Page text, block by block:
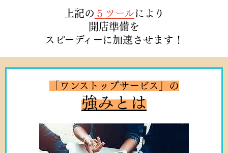
上記の ５ ツール により
開店準備を
スピーディーに加速させます！
「ワンストップサービス」の
強みとは